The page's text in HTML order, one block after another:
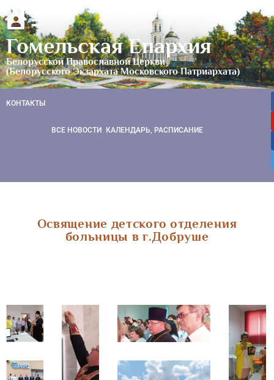
Гомельская Епархия
Белорусской Православной Церкви
(Белорусского Экзархата Московского Патриархата)
КОНТАКТЫ
ВСЕ НОВОСТИ КАЛЕНДАРЬ, РАСПИСАНИЕ
Освящение детского отделения
больницы в г.Добруше